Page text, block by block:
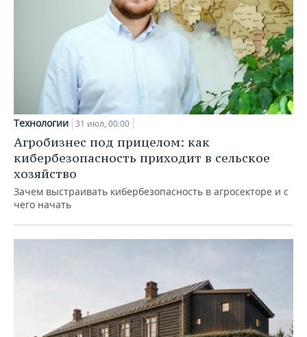
Технологии 31 июл, 00:00
Агробизнес под прицелом: как
кибербезопасность приходит в сельское
хозяйство
Зачем выстраивать кибербезопасность в агросекторе и с
чего начать